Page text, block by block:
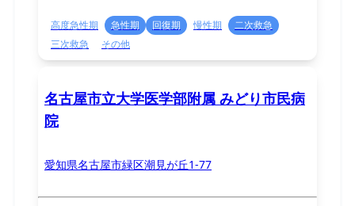
高度急性期 急性期 回復期 慢性期
二次救急
三次救急
その他
名古屋市立大学医学部附属 みどり市民病
院
愛知県名古屋市緑区潮見が丘1-77